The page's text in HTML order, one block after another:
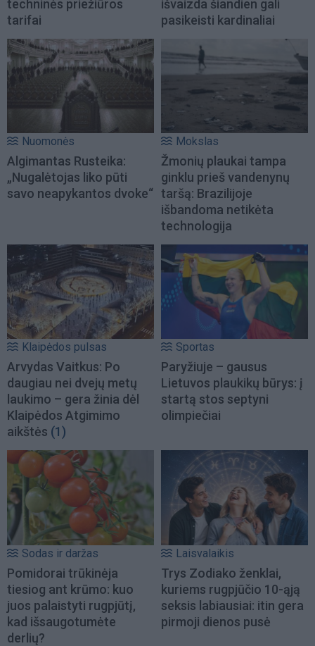
techninės priežiūros
tarifai
išvaizda šiandien gali
pasikeisti kardinaliai
Nuomonės
Algimantas Rusteika:
„Nugalėtojas liko pūti
savo neapykantos dvoke“
Mokslas
Žmonių plaukai tampa
ginklu prieš vandenynų
taršą: Brazilijoje
išbandoma netikėta
technologija
Klaipėdos pulsas
Arvydas Vaitkus: Po
daugiau nei dvejų metų
laukimo – gera žinia dėl
Klaipėdos Atgimimo
aikštės (1)
Sportas
Paryžiuje – gausus
Lietuvos plaukikų būrys: į
startą stos septyni
olimpiečiai
Sodas ir daržas
Pomidorai trūkinėja
tiesiog ant krūmo: kuo
juos palaistyti rugpjūtį,
kad išsaugotumėte
derlių?
Laisvalaikis
Trys Zodiako ženklai,
kuriems rugpjūčio 10-ąją
seksis labiausiai: itin gera
pirmoji dienos pusė